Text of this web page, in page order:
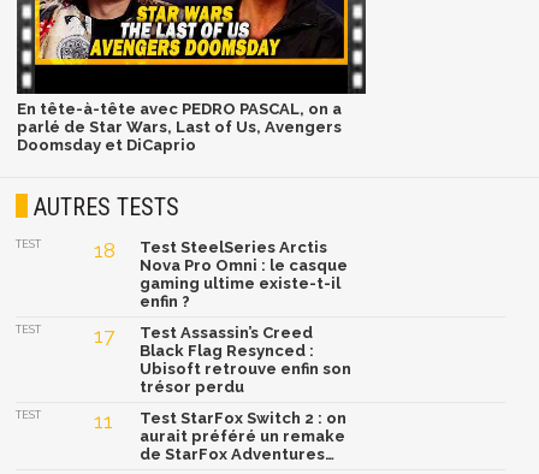
En tête-à-tête avec PEDRO PASCAL, on a
parlé de Star Wars, Last of Us, Avengers
Doomsday et DiCaprio
AUTRES TESTS
TEST 18
Test SteelSeries Arctis
Nova Pro Omni : le casque
gaming ultime existe-t-il
enfin ?
TEST 17
Test Assassin’s Creed
Black Flag Resynced :
Ubisoft retrouve enfin son
trésor perdu
TEST 11
Test StarFox Switch 2 : on
aurait préféré un remake
de StarFox Adventures…